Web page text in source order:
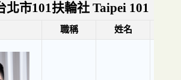
北市101扶輪社 Taipei 101
職稱 姓名